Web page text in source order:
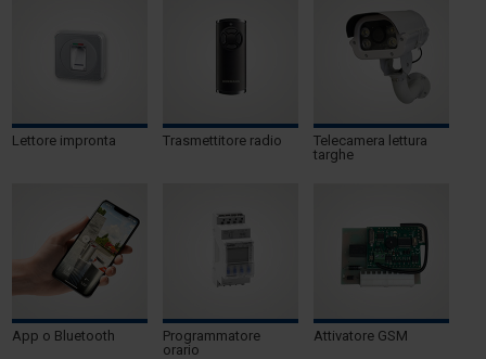
Lettore impronta Trasmettitore radio
Telecamera lettura
targhe
App o Bluetooth
Programmatore
orario
Attivatore GSM